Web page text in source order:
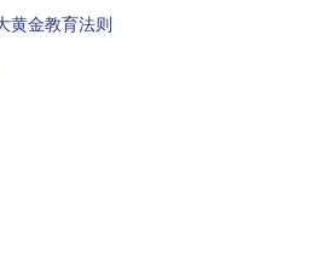
黄金教育法则